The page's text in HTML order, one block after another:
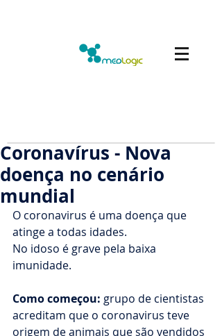
Coronavírus - Nova
doença no cenário
mundial
O coronavirus é uma doença que
atinge a todas idades.
No idoso é grave pela baixa
imunidade.
Como começou: grupo de cientistas
acreditam que o coronavirus teve
origem de animais que são vendidos